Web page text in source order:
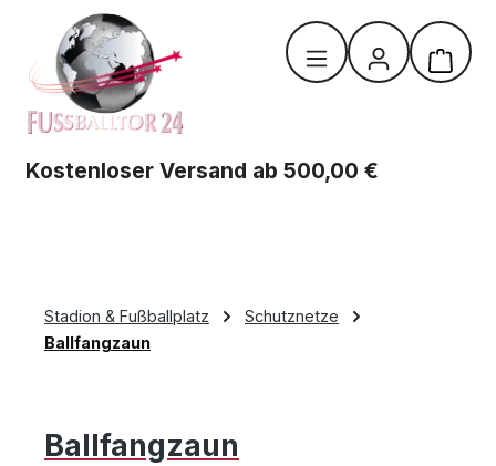
Zum Hauptinhalt springen
Kostenloser Versand ab 500,00 €
Stadion & Fußballplatz
Schutznetze
Ballfangzaun
Ballfangzaun